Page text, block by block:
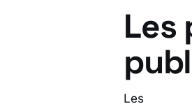
Les
Les